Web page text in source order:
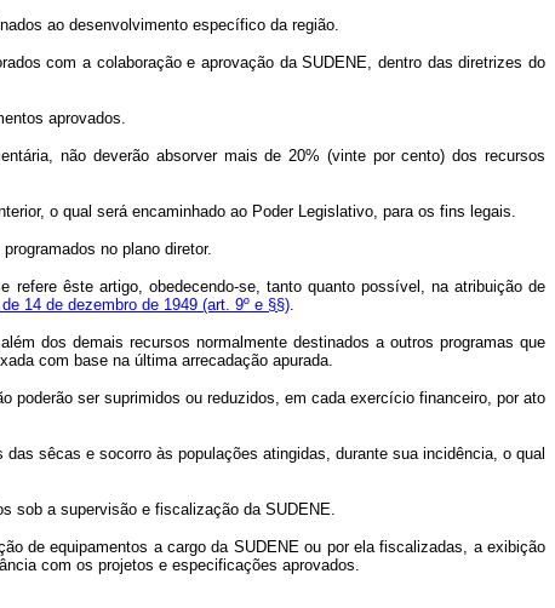
ao desenvolvimento específico da região.
com a colaboração e aprovação da SUDENE, dentro das diretrizes do
aprovados.
não deverão absorver mais de 20% (vinte por cento) dos recursos
o qual será encaminhado ao Poder Legislativo, para os fins legais.
no plano diretor.
êste artigo, obedecendo-se, tanto quanto possível, na atribuição de
de 14 de dezembro de 1949 (art. 9º e §§).
dos demais recursos normalmente destinados a outros programas que
com base na última arrecadação apurada.
ser suprimidos ou reduzidos, em cada exercício financeiro, por ato
sêcas e socorro às populações atingidas, durante sua incidência, o qual
sob a supervisão e fiscalização da SUDENE.
equipamentos a cargo da SUDENE ou por ela fiscalizadas, a exibição
com os projetos e especificações aprovados.